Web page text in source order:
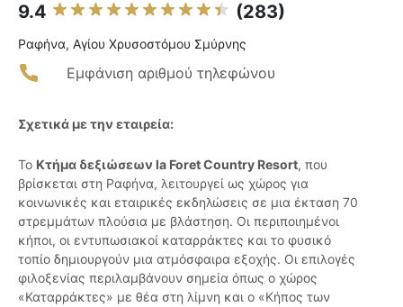
9.4 (283)
Ραφήνα, Αγίου Χρυσοστόμου Σμύρνης
Εμφάνιση αριθμού τηλεφώνου
Σχετικά με την εταιρεία:
Το Κτήμα δεξιώσεων la Foret Country Resort, που
βρίσκεται στη Ραφήνα, λειτουργεί ως χώρος για
κοινωνικές και εταιρικές εκδηλώσεις σε μια έκταση 70
στρεμμάτων πλούσια με βλάστηση. Οι περιποιημένοι
κήποι, οι εντυπωσιακοί καταρράκτες και το φυσικό
τοπίο δημιουργούν μια ατμόσφαιρα εξοχής. Οι επιλογές
φιλοξενίας περιλαμβάνουν σημεία όπως ο χώρος
«Καταρράκτες» με θέα στη λίμνη και ο «Κήπος των